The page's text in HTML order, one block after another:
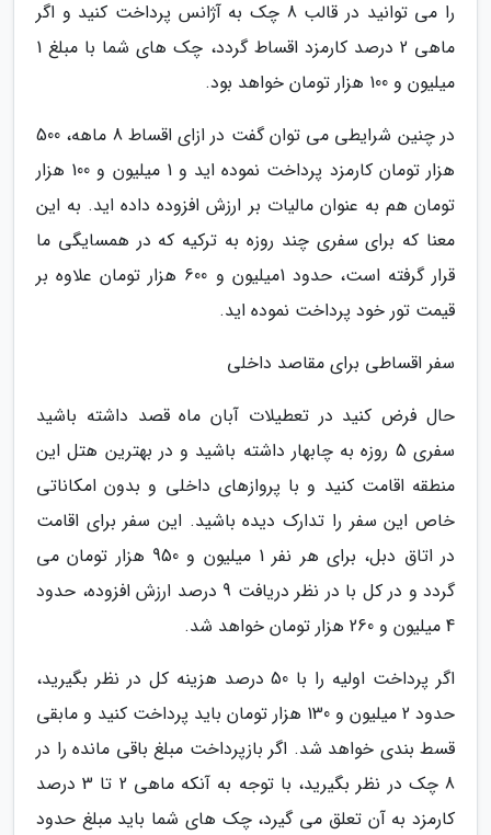
را می توانید در قالب 8 چک به آژانس پرداخت کنید و اگر
ماهی 2 درصد کارمزد اقساط گردد، چک های شما با مبلغ 1
میلیون و 100 هزار تومان خواهد بود.
در چنین شرایطی می توان گفت در ازای اقساط 8 ماهه، 500
هزار تومان کارمزد پرداخت نموده اید و 1 میلیون و 100 هزار
تومان هم به عنوان مالیات بر ارزش افزوده داده اید. به این
معنا که برای سفری چند روزه به ترکیه که در همسایگی ما
قرار گرفته است، حدود 1میلیون و 600 هزار تومان علاوه بر
قیمت تور خود پرداخت نموده اید.
سفر اقساطی برای مقاصد داخلی
حال فرض کنید در تعطیلات آبان ماه قصد داشته باشید
سفری 5 روزه به چابهار داشته باشید و در بهترین هتل این
منطقه اقامت کنید و با پروازهای داخلی و بدون امکاناتی
خاص این سفر را تدارک دیده باشید. این سفر برای اقامت
در اتاق دبل، برای هر نفر 1 میلیون و 950 هزار تومان می
گردد و در کل با در نظر دریافت 9 درصد ارزش افزوده، حدود
4 میلیون و 260 هزار تومان خواهد شد.
اگر پرداخت اولیه را با 50 درصد هزینه کل در نظر بگیرید،
حدود 2 میلیون و 130 هزار تومان باید پرداخت کنید و مابقی
قسط بندی خواهد شد. اگر بازپرداخت مبلغ باقی مانده را در
8 چک در نظر بگیرید، با توجه به آنکه ماهی 2 تا 3 درصد
کارمزد به آن تعلق می گیرد، چک های شما باید مبلغ حدود